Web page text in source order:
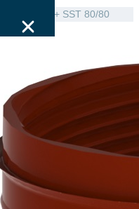
Gore-Flex+ SST 80/80